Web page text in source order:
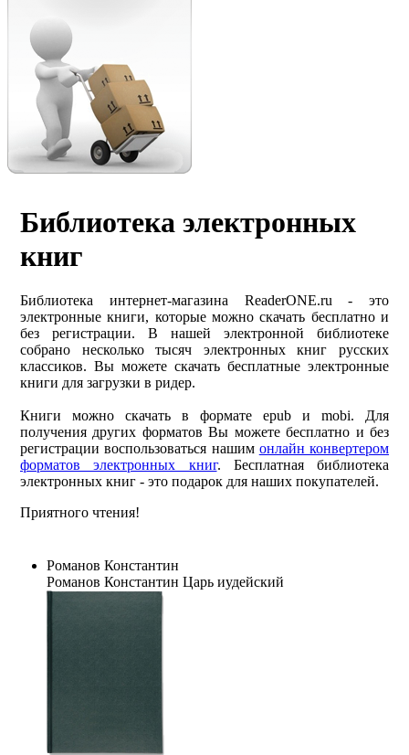
Библиотека электронных
книг
Библиотека интернет-магазина ReaderONE.ru - это
электронные книги, которые можно скачать бесплатно и
без регистрации. В нашей электронной библиотеке
собрано несколько тысяч электронных книг русских
классиков. Вы можете скачать бесплатные электронные
книги для загрузки в ридер.
Книги можно скачать в формате epub и mobi. Для
получения других форматов Вы можете бесплатно и без
регистрации воспользоваться нашим онлайн конвертером
форматов электронных книг. Бесплатная библиотека
электронных книг - это подарок для наших покупателей.
Приятного чтения!
Романов Константин
Романов Константин Царь иудейский